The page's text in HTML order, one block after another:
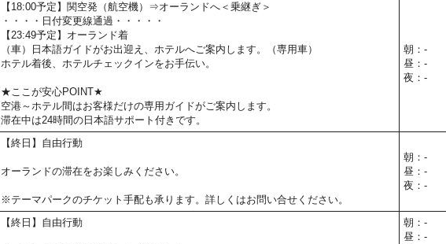
【18:00予定】関空発（航空機）⇒オーランドへ＜乗継ぎ＞
・・・・日付変更線通過・・・・・
【23:49予定】オーランド着
（車）日本語ガイドがお出迎え、ホテルへご案内します。（専用車）
ホテル着後、ホテルチェックインをお手伝い。
★ここが安心POINT★
空港～ホテル間はお客様だけの専用ガイドがご案内します。
滞在中は24時間の日本語サポート付きです。
朝：-
昼：-
夜：-
【終日】自由行動
オーランドの滞在をお楽しみください。
※テーマパークのチケット手配も承ります。詳しくはお問い合せください。
朝：-
昼：-
夜：-
【終日】自由行動
朝：-
昼：-